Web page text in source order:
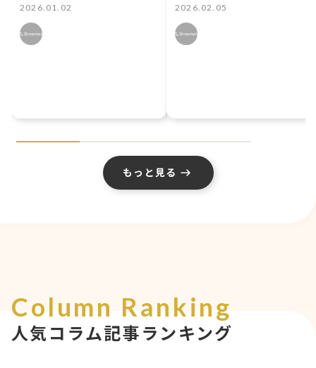
リモワ）』が描くこれか
らの物語
2026.01.02
切な物語を守る場所。
Dreamoire（ドリモ
ワ）で深まる推し活
2026.02.05
もっと見る
Column Ranking
人気コラム記事ランキング